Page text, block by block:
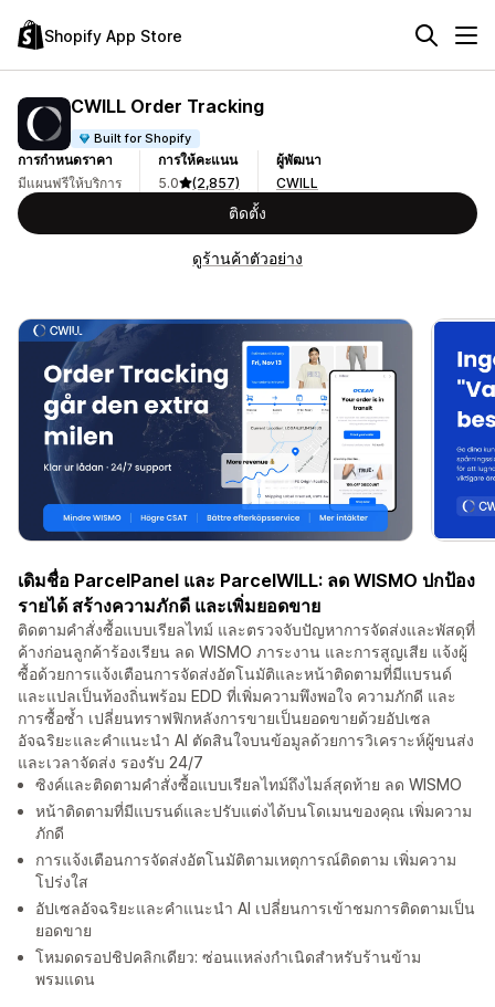
Shopify App Store
CWILL Order Tracking
Built for Shopify
การกำหนดราคา
มีแผนฟรีให้บริการ
การให้คะแนน
5.0
(2,857)
ผู้พัฒนา
CWILL
ติดตั้ง
ดูร้านค้าตัวอย่าง
เดิมชื่อ ParcelPanel และ ParcelWILL: ลด WISMO ปกป้อง
รายได้ สร้างความภักดี และเพิ่มยอดขาย
ติดตามคำสั่งซื้อแบบเรียลไทม์ และตรวจจับปัญหาการจัดส่งและพัสดุที่
ค้างก่อนลูกค้าร้องเรียน ลด WISMO ภาระงาน และการสูญเสีย แจ้งผู้
ซื้อด้วยการแจ้งเตือนการจัดส่งอัตโนมัติและหน้าติดตามที่มีแบรนด์
และแปลเป็นท้องถิ่นพร้อม EDD ที่เพิ่มความพึงพอใจ ความภักดี และ
การซื้อซ้ำ เปลี่ยนทราฟฟิกหลังการขายเป็นยอดขายด้วยอัปเซล
อัจฉริยะและคำแนะนำ AI ตัดสินใจบนข้อมูลด้วยการวิเคราะห์ผู้ขนส่ง
และเวลาจัดส่ง รองรับ 24/7
ซิงค์และติดตามคำสั่งซื้อแบบเรียลไทม์ถึงไมล์สุดท้าย ลด WISMO
หน้าติดตามที่มีแบรนด์และปรับแต่งได้บนโดเมนของคุณ เพิ่มความ
ภักดี
การแจ้งเตือนการจัดส่งอัตโนมัติตามเหตุการณ์ติดตาม เพิ่มความ
โปร่งใส
อัปเซลอัจฉริยะและคำแนะนำ AI เปลี่ยนการเข้าชมการติดตามเป็น
ยอดขาย
โหมดดรอปชิปคลิกเดียว: ซ่อนแหล่งกำเนิดสำหรับร้านข้าม
พรมแดน